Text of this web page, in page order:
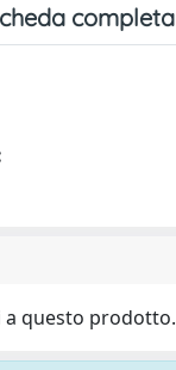
completa
a questo prodotto.